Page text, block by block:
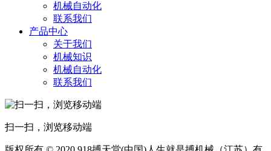
机械自动化
联系我们
产品中心
关于我们
机械知识
机械自动化
联系我们
扫一扫，浏览移动端